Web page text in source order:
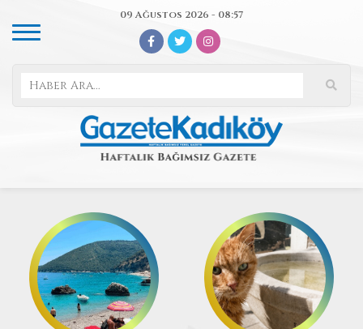
09 Ağustos 2026 - 08:57